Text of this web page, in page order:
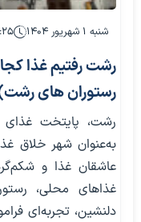
شنبه ۱ شهریور ۱۴۰۴
رشت رفتیم غذا
رستوران های
رشت، پایتخت
به‌عنوان شهر خلاق
عاشقان غذا و
غذاهای محلی،
دلنشین، تجربه‌ای